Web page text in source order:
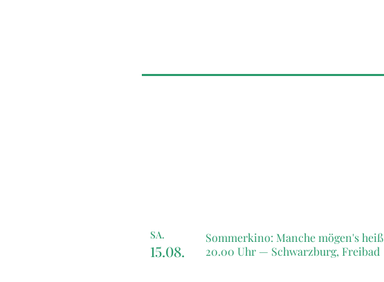
SA.
15.08.
Sommerkino: Manche mögen's heiß
20.00 Uhr — Schwarzburg, Freibad